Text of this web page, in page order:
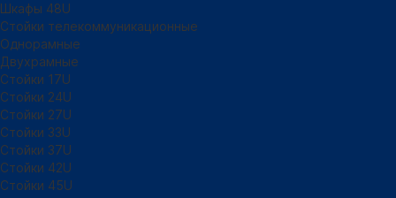
Шкафы 48U
Стойки телекоммуникационные
Однорамные
Двухрамные
Стойки 17U
Стойки 24U
Стойки 27U
Стойки 33U
Стойки 37U
Стойки 42U
Стойки 45U